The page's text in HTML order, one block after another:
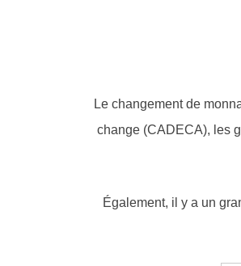
Le changement de
change (CADECA), les
Également, il y a un